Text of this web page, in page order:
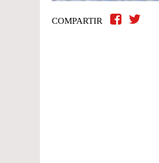
COMPARTIR